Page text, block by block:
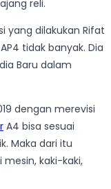
reli.
yang dilakukan Rifat
tidak banyak. Dia
Baru dalam
dengan merevisi
A4 bisa sesuai
Maka dari itu
kaki-kaki,